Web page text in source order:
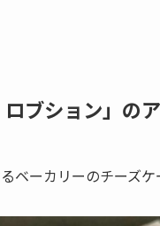
ブション」の
ベーカリーのチーズケ